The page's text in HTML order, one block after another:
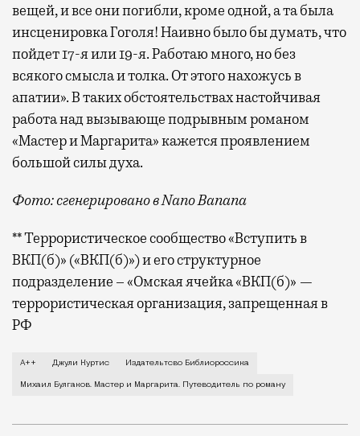
вещей, и все они погибли, кроме одной, а та была
инсценировка Гоголя! Наивно было бы думать, что
пойдет 17-я или 19-я. Работаю много, но без
всякого смысла и толка. От этого нахожусь в
апатии». В таких обстоятельствах настойчивая
работа над вызывающе подрывным романом
«Мастер и Маргарита» кажется проявлением
большой силы духа.
Фото: сгенерировано в Nano Banana
** Террористическое сообщество «Вступить в
ВКП(б)» («ВКП(б)») и его структурное
подразделение – «Омская ячейка «ВКП(б)» —
террористическая организация, запрещенная в
РФ
А++ Джули Куртис Издательтсво Библиороссика
Михаил Булгаков. Мастер и Маргарита. Путеводитель по роману